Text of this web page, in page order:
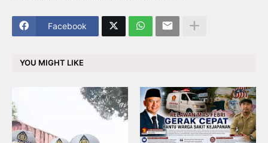
Facebook
YOU MIGHT LIKE